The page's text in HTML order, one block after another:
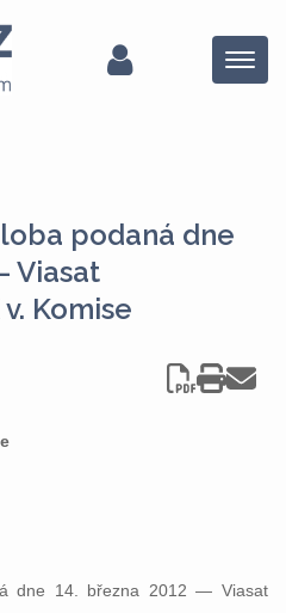
Menu
podaná dne
Viasat
Komise
dne 14. března 2012 — Viasat